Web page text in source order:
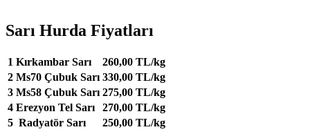
Sarı Hurda Fiyatları
1 Kırkambar Sarı
260,00 TL/kg
2 Ms70 Çubuk Sarı 330,00 TL/kg
3 Ms58 Çubuk Sarı 275,00 TL/kg
4 Erezyon Tel Sarı
270,00 TL/kg
5 Radyatör Sarı
250,00 TL/kg